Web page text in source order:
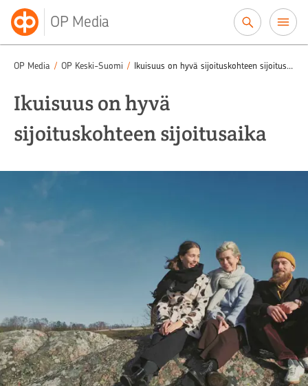
OP Media
OP Media / OP Keski-Suomi / Ikuisuus on hyvä sijoituskohteen sijoitusaika
Ikuisuus on hyvä
sijoituskohteen sijoitusaika